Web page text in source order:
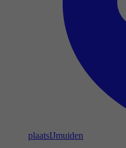
plaatsIJmuiden